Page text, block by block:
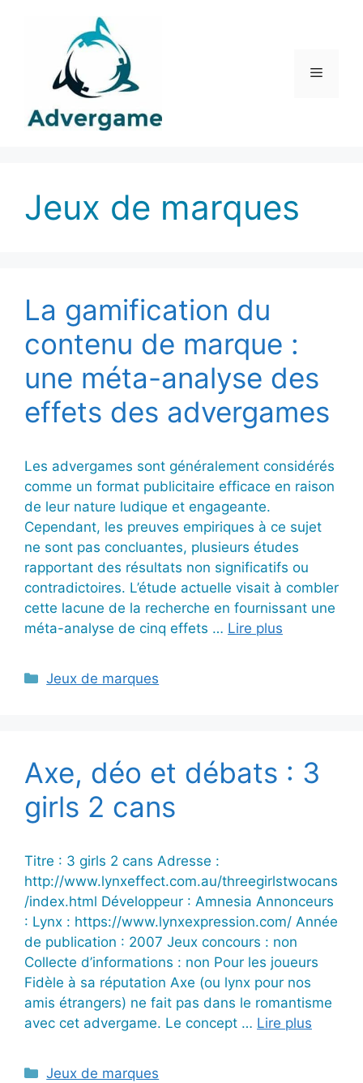
Menu
Jeux de marques
La gamification du
contenu de marque :
une méta-analyse des
effets des advergames
Les advergames sont généralement considérés
comme un format publicitaire efficace en raison
de leur nature ludique et engageante.
Cependant, les preuves empiriques à ce sujet
ne sont pas concluantes, plusieurs études
rapportant des résultats non significatifs ou
contradictoires. L’étude actuelle visait à combler
cette lacune de la recherche en fournissant une
méta-analyse de cinq effets … Lire plus
Catégories
Jeux de marques
Axe, déo et débats : 3
girls 2 cans
Titre : 3 girls 2 cans Adresse :
http://www.lynxeffect.com.au/threegirlstwocans
/index.html Développeur : Amnesia Annonceurs
: Lynx : https://www.lynxexpression.com/ Année
de publication : 2007 Jeux concours : non
Collecte d’informations : non Pour les joueurs
Fidèle à sa réputation Axe (ou lynx pour nos
amis étrangers) ne fait pas dans le romantisme
avec cet advergame. Le concept … Lire plus
Catégories
Jeux de marques